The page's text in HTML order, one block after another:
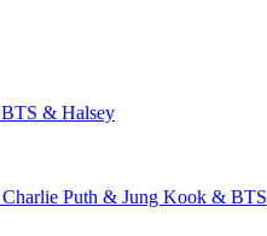
BTS & Halsey
Charlie Puth & Jung Kook & BTS